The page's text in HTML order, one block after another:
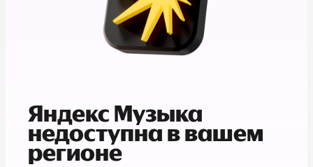
Яндекс Музыка
недоступна в вашем
регионе